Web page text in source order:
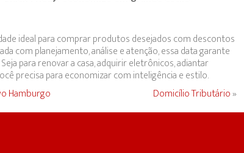
ideal para comprar produtos desejados com descontos
com planejamento, análise e atenção, essa data garante
para renovar a casa, adquirir eletrônicos, adiantar
precisa para economizar com inteligência e estilo.
Hamburgo Domicílio Tributário»